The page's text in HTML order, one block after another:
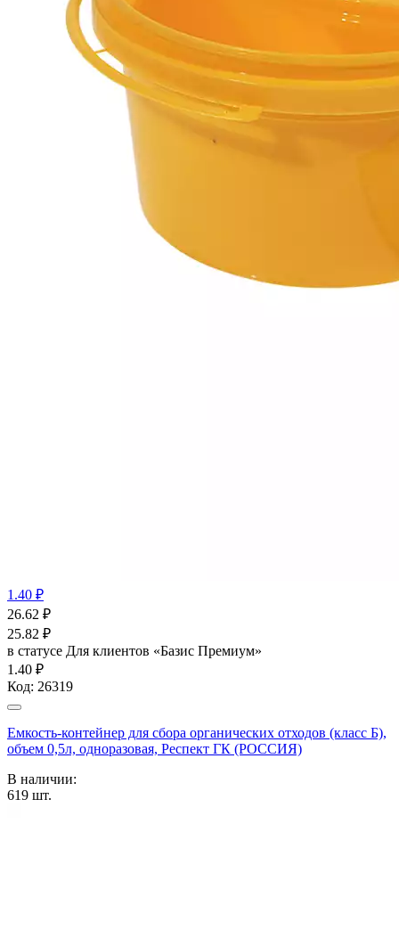
1.40 ₽
26.62 ₽
25.82 ₽
в статусе Для клиентов «Базис Премиум»
1.40 ₽
Код: 26319
Емкость-контейнер для сбора органических отходов (класс Б),
объем 0,5л, одноразовая, Респект ГК (РОССИЯ)
В наличии:
619 шт.